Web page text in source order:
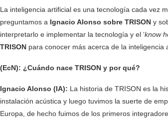
La inteligencia artificial es una tecnología cada vez
preguntamos a Ignacio Alonso sobre TRISON y
interpretarlo e implementar la tecnología y el ‘know
TRISON para conocer más acerca de la inteligencia
(EcN): ¿Cuándo nace TRISON y por qué?
Ignacio Alonso (IA): La historia de TRISON es la
instalación acústica y luego tuvimos la suerte de
Europa, de hecho fuimos de los primeros